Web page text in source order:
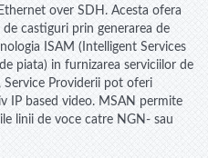
over SDH. Acesta ofera
castiguri prin generarea de
ISAM (Intelligent Services
piata) in furnizarea serviciilor de
Service Providerii pot oferi
IP based video. MSAN permite
linii de voce catre NGN- sau